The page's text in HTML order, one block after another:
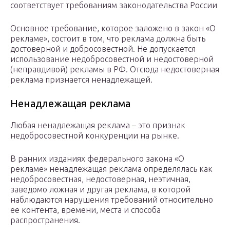
соответствует требованиям законодательства России
Основное требование, которое заложено в закон «О
рекламе», состоит в том, что реклама должна быть
достоверной и добросовестной. Не допускается
использование недобросовестной и недостоверной
(неправдивой) рекламы в РФ. Отсюда недостоверная
реклама признается ненадлежащей.
Ненадлежащая реклама
Любая ненадлежащая реклама – это признак
недобросовестной конкуренции на рынке.
В ранних изданиях федерального закона «О
рекламе» ненадлежащая реклама определялась как
недобросовестная, недостоверная, неэтичная,
заведомо ложная и другая реклама, в которой
наблюдаются нарушения требований относительно
ее контента, времени, места и способа
распространения.